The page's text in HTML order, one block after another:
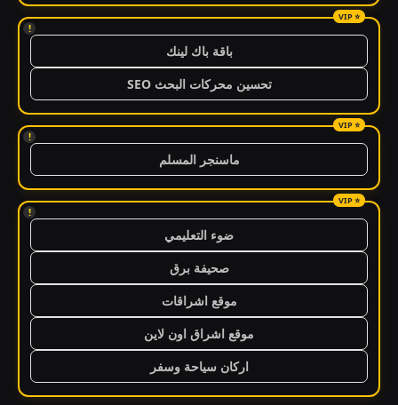
!
باقة باك لينك
تحسين محركات البحث SEO
!
ماسنجر المسلم
!
ضوء التعليمي
صحيفة برق
موقع اشراقات
موقع اشراق اون لاين
اركان سياحة وسفر